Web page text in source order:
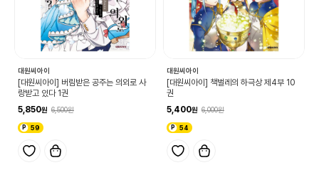
대원씨아이
[대원씨아이] 버림받은 공주는 의외로 사
랑받고 있다 1권
5,850
6,500
59
대원씨아이
[대원씨아이] 책벌레의 하극상 제4부 10
권
5,400
6,000
54